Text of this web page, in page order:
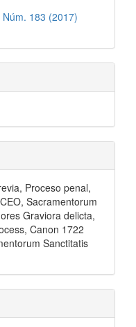
183 (2017)
Proceso penal,
Sacramentorum
Graviora delicta,
Canon 1722
Sanctitatis